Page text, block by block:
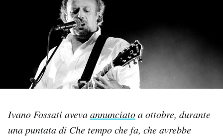
PODCAST
NEWSLETTER
I MIEI PREFERITI
SHOP
Ivano Fossati avevaannunciatoa ottobre, durante
una puntata di Che tempo che fa, che avrebbe